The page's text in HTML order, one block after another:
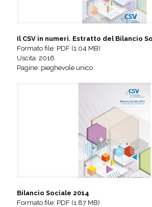
Il CSV in numeri. Estratto del Bilancio
Formato file: PDF (1.04 MB)
Uscita: 2016
Pagine: pieghevole unico
Bilancio Sociale 2014
Formato file: PDF (1.87 MB)